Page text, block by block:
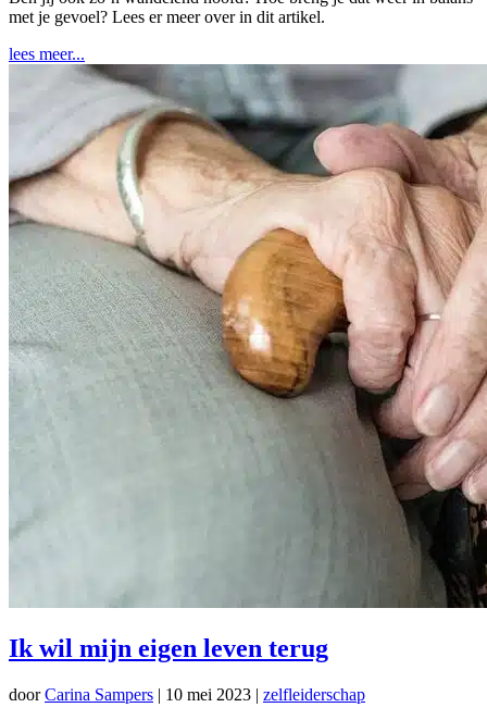
met je gevoel? Lees er meer over in dit artikel.
lees meer...
Ik wil mijn eigen leven terug
doorCarina Sampers | 10 mei 2023 | zelfleiderschap